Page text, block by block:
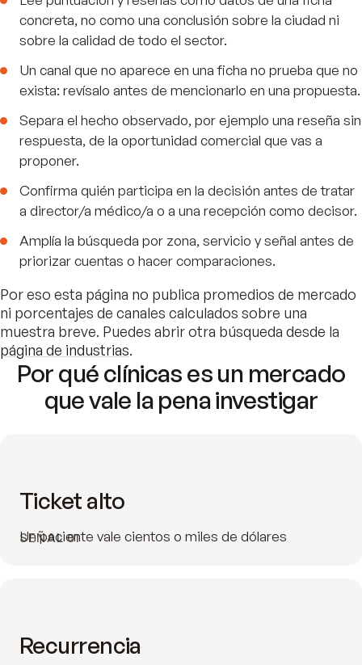
concreta, no como una conclusión sobre la ciudad ni
sobre la calidad de todo el sector.
Un canal que no aparece en una ficha no prueba que no
exista: revísalo antes de mencionarlo en una propuesta.
Separa el hecho observado, por ejemplo una reseña sin
respuesta, de la oportunidad comercial que vas a
proponer.
Confirma quién participa en la decisión antes de tratar
a director/a médico/a o a una recepción como decisor.
Amplía la búsqueda por zona, servicio y señal antes de
priorizar cuentas o hacer comparaciones.
Por eso esta página no publica promedios de mercado
ni porcentajes de canales calculados sobre una
muestra breve. Puedes abrir otra búsqueda desde la
página de industrias.
Por qué clínicas es un mercado
que vale la pena investigar
SEÑAL 01
Ticket alto
Un paciente vale cientos o miles de dólares
Recurrencia